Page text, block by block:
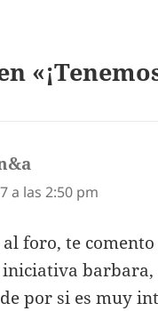
a las 2:50 pm
foro, te
por si es muy